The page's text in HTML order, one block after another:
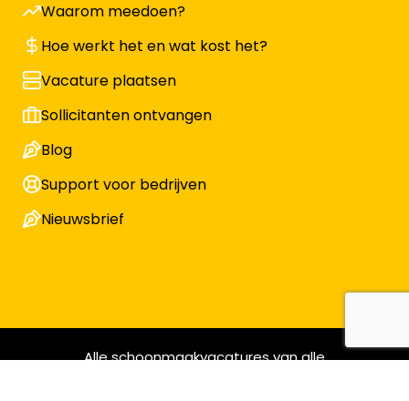
Waarom meedoen?
Hoe werkt het en wat kost het?
Vacature plaatsen
Sollicitanten ontvangen
Blog
Support voor bedrijven
Nieuwsbrief
Alle schoonmaakvacatures van alle